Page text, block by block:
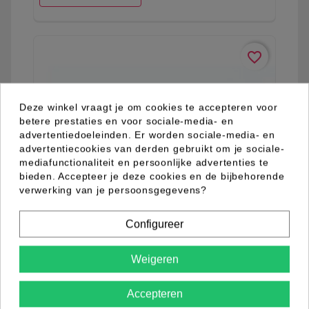
favorite_border
Deze winkel vraagt je om cookies te accepteren voor
betere prestaties en voor sociale-media- en
advertentiedoeleinden. Er worden sociale-media- en
advertentiecookies van derden gebruikt om je sociale-
mediafunctionaliteit en persoonlijke advertenties te
bieden. Accepteer je deze cookies en de bijbehorende
verwerking van je persoonsgegevens?
Configureer
Weigeren
Accepteren